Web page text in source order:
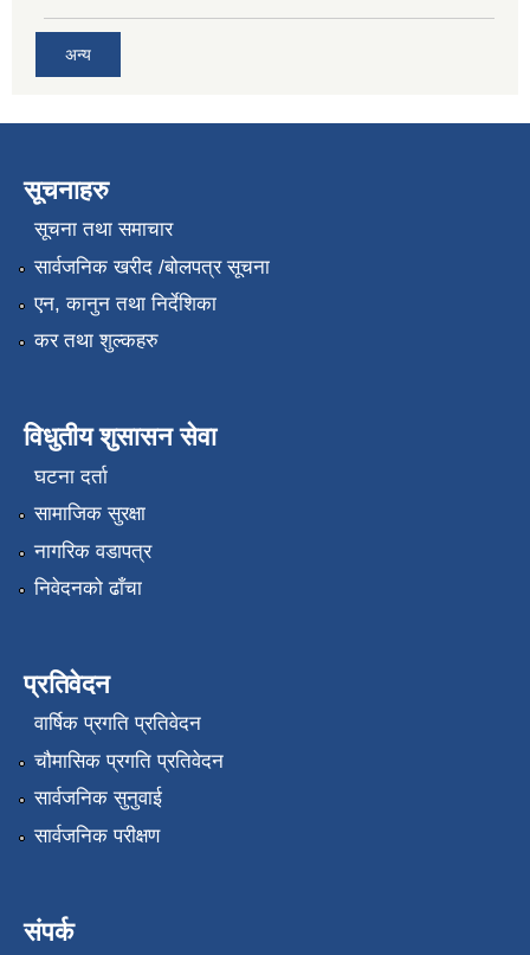
अन्य
सूचनाहरु
सूचना तथा समाचार
सार्वजनिक खरीद /बोलपत्र सूचना
एन, कानुन तथा निर्देशिका
कर तथा शुल्कहरु
विधुतीय शुसासन सेवा
घटना दर्ता
सामाजिक सुरक्षा
नागरिक वडापत्र
निवेदनको ढाँचा
प्रतिवेदन
वार्षिक प्रगति प्रतिवेदन
चौमासिक प्रगति प्रतिवेदन
सार्वजनिक सुनुवाई
सार्वजनिक परीक्षण
संपर्क